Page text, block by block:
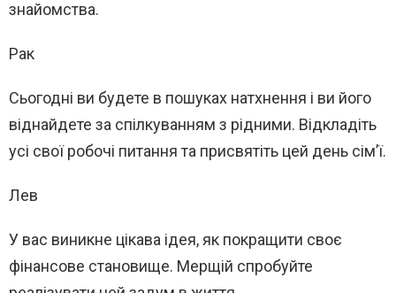
знайомства.
Рак
Сьогодні ви будете в пошуках натхнення і ви його
віднайдете за спілкуванням з рідними. Відкладіть
усі свої робочі питання та присвятіть цей день сім’ї.
Лев
У вас виникне цікава ідея, як покращити своє
фінансове становище. Мерщій спробуйте